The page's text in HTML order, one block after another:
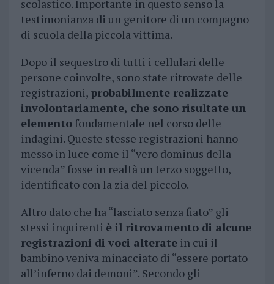
scolastico. Importante in questo senso la
testimonianza di un genitore di un compagno
di scuola della piccola vittima.
Dopo il sequestro di tutti i cellulari delle
persone coinvolte, sono state ritrovate delle
registrazioni, probabilmente realizzate
involontariamente, che sono risultate un
elementofondamentale nel corso delle
indagini. Queste stesse registrazioni hanno
messo in luce come il “vero dominus della
vicenda” fosse in realtà un terzo soggetto,
identificato con la zia del piccolo.
Altro dato che ha “lasciato senza fiato” gli
stessi inquirenti è il ritrovamento di alcune
registrazioni di voci alteratein cui il
bambino veniva minacciato di “essere portato
all’inferno dai demoni”. Secondo gli